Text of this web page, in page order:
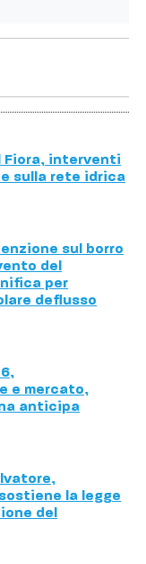
Fiora, interventi
sulla rete idrica
sul borro
del
per
deflusso
e mercato,
anticipa
la legge
del